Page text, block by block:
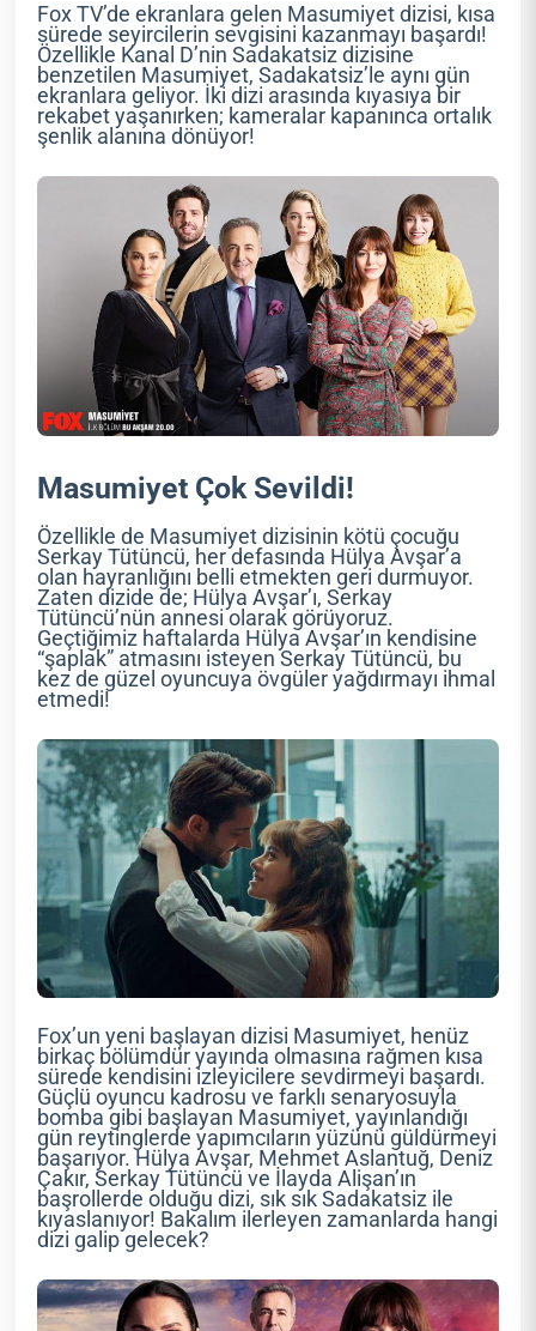
Fox TV’de ekranlara gelen Masumiyet dizisi, kısa
sürede seyircilerin sevgisini kazanmayı başardı!
Özellikle Kanal D’nin Sadakatsiz dizisine
benzetilen Masumiyet, Sadakatsiz’le aynı gün
ekranlara geliyor. İki dizi arasında kıyasıya bir
rekabet yaşanırken; kameralar kapanınca ortalık
şenlik alanına dönüyor!
Masumiyet Çok Sevildi!
Özellikle de Masumiyet dizisinin kötü çocuğu
Serkay Tütüncü, her defasında Hülya Avşar’a
olan hayranlığını belli etmekten geri durmuyor.
Zaten dizide de; Hülya Avşar’ı, Serkay
Tütüncü’nün annesi olarak görüyoruz.
Geçtiğimiz haftalarda Hülya Avşar’ın kendisine
“şaplak” atmasını isteyen Serkay Tütüncü, bu
kez de güzel oyuncuya övgüler yağdırmayı ihmal
etmedi!
Fox’un yeni başlayan dizisi Masumiyet, henüz
birkaç bölümdür yayında olmasına rağmen kısa
sürede kendisini izleyicilere sevdirmeyi başardı.
Güçlü oyuncu kadrosu ve farklı senaryosuyla
bomba gibi başlayan Masumiyet, yayınlandığı
gün reytinglerde yapımcıların yüzünü güldürmeyi
başarıyor. Hülya Avşar, Mehmet Aslantuğ, Deniz
Çakır, Serkay Tütüncü ve İlayda Alişan’ın
başrollerde olduğu dizi, sık sık Sadakatsiz ile
kıyaslanıyor! Bakalım ilerleyen zamanlarda hangi
dizi galip gelecek?